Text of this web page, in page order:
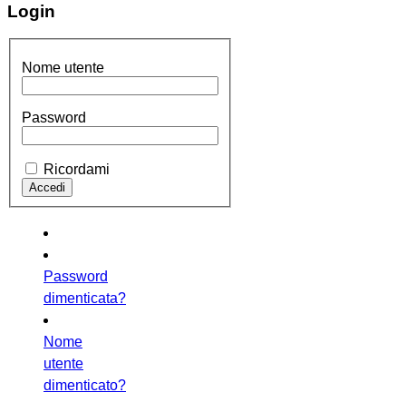
Login
Nome utente
Password
Ricordami
Password
dimenticata?
Nome
utente
dimenticato?